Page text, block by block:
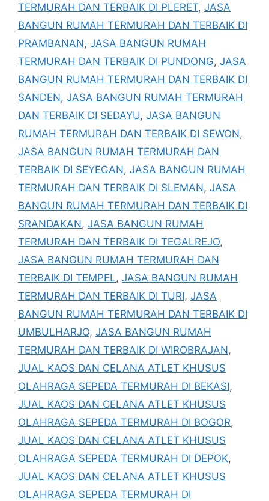
TERMURAH DAN TERBAIK DI PLERET, JASA
BANGUN RUMAH TERMURAH DAN TERBAIK DI
PRAMBANAN, JASA BANGUN RUMAH
TERMURAH DAN TERBAIK DI PUNDONG, JASA
BANGUN RUMAH TERMURAH DAN TERBAIK DI
SANDEN, JASA BANGUN RUMAH TERMURAH
DAN TERBAIK DI SEDAYU, JASA BANGUN
RUMAH TERMURAH DAN TERBAIK DI SEWON,
JASA BANGUN RUMAH TERMURAH DAN
TERBAIK DI SEYEGAN, JASA BANGUN RUMAH
TERMURAH DAN TERBAIK DI SLEMAN, JASA
BANGUN RUMAH TERMURAH DAN TERBAIK DI
SRANDAKAN, JASA BANGUN RUMAH
TERMURAH DAN TERBAIK DI TEGALREJO,
JASA BANGUN RUMAH TERMURAH DAN
TERBAIK DI TEMPEL, JASA BANGUN RUMAH
TERMURAH DAN TERBAIK DI TURI, JASA
BANGUN RUMAH TERMURAH DAN TERBAIK DI
UMBULHARJO, JASA BANGUN RUMAH
TERMURAH DAN TERBAIK DI WIROBRAJAN,
JUAL KAOS DAN CELANA ATLET KHUSUS
OLAHRAGA SEPEDA TERMURAH DI BEKASI,
JUAL KAOS DAN CELANA ATLET KHUSUS
OLAHRAGA SEPEDA TERMURAH DI BOGOR,
JUAL KAOS DAN CELANA ATLET KHUSUS
OLAHRAGA SEPEDA TERMURAH DI DEPOK,
JUAL KAOS DAN CELANA ATLET KHUSUS
OLAHRAGA SEPEDA TERMURAH DI